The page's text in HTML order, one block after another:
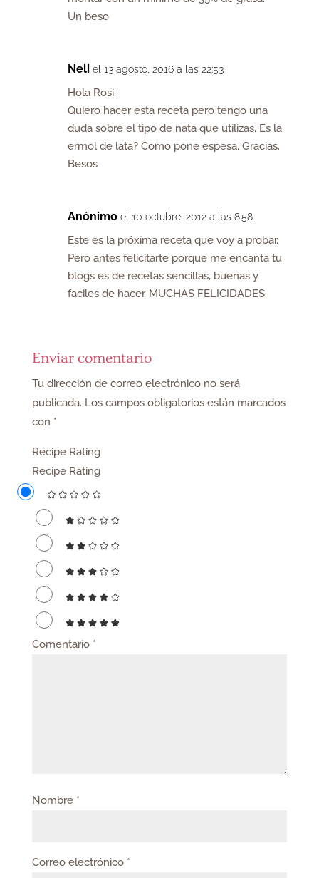
Un beso
Neli el 13 agosto, 2016 a las 22:53
Hola Rosi:
Quiero hacer esta receta pero tengo una
duda sobre el tipo de nata que utilizas. Es la
ermol de lata? Como pone espesa. Gracias.
Besos
Anónimo el 10 octubre, 2012 a las 8:58
Este es la próxima receta que voy a probar.
Pero antes felicitarte porque me encanta tu
blogs es de recetas sencillas, buenas y
faciles de hacer. MUCHAS FELICIDADES
Enviar comentario
Tu dirección de correo electrónico no será
publicada. Los campos obligatorios están marcados
con *
Recipe Rating
Recipe Rating
Comentario *
Nombre *
Correo electrónico *